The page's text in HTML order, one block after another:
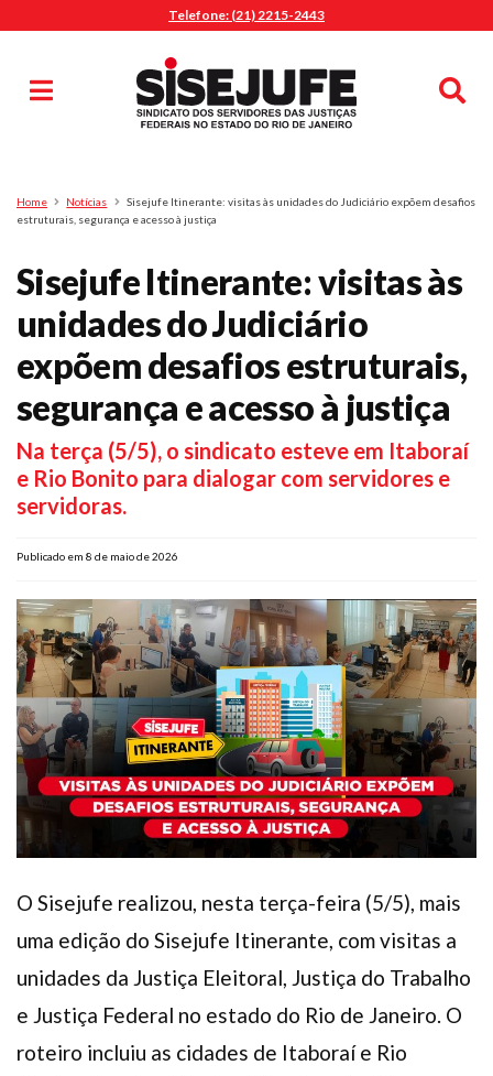
Telefone: (21) 2215-2443
Pesquisa
Home Notícias
Sisejufe Itinerante: visitas às unidades do Judiciário expõem desafios
estruturais, segurança e acesso à justiça
Sisejufe Itinerante: visitas às
unidades do Judiciário
expõem desafios estruturais,
segurança e acesso à justiça
Na terça (5/5), o sindicato esteve em Itaboraí
e Rio Bonito para dialogar com servidores e
servidoras.
Publicado em 8 de maio de 2026
O Sisejufe realizou, nesta terça-feira (5/5), mais
uma edição do Sisejufe Itinerante, com visitas a
unidades da Justiça Eleitoral, Justiça do Trabalho
e Justiça Federal no estado do Rio de Janeiro. O
roteiro incluiu as cidades de Itaboraí e Rio
MENU
Sindicalize-se
Jurídico
O Sindicato
Agenda
Casa do Alto
Nossos Convênios
Gympass Wellhub
Seguro Auto
Plano de Saúde
Assistência Funeral
FacebookInstagramTwitter Youtube TikTok Whatsapp